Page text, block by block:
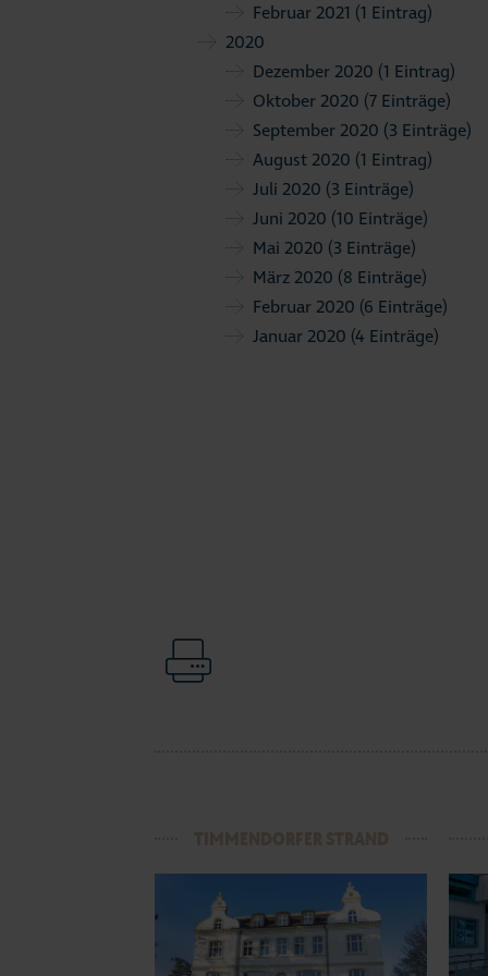
Februar 2021 (1 Eintrag)
2020
Dezember 2020 (1 Eintrag)
Oktober 2020 (7 Einträge)
September 2020 (3 Einträge)
August 2020 (1 Eintrag)
Juli 2020 (3 Einträge)
Juni 2020 (10 Einträge)
Mai 2020 (3 Einträge)
März 2020 (8 Einträge)
Februar 2020 (6 Einträge)
Januar 2020 (4 Einträge)